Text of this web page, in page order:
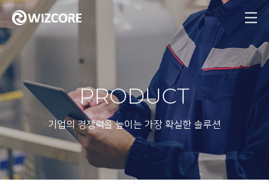
MENU
PRODUCT
기업의 경쟁력을 높이는 가장 확실한 솔루션